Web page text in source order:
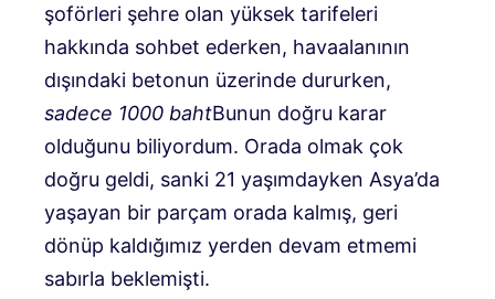
şoförleri şehre olan yüksek tarifeleri
hakkında sohbet ederken, havaalanının
dışındaki betonun üzerinde dururken,
sadece 1000 bahtBunun doğru karar
olduğunu biliyordum. Orada olmak çok
doğru geldi, sanki 21 yaşımdayken Asya’da
yaşayan bir parçam orada kalmış, geri
dönüp kaldığımız yerden devam etmemi
sabırla beklemişti.